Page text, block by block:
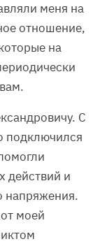
меня на
отношение,
на
С
подключился
действий и
напряжения.
моей